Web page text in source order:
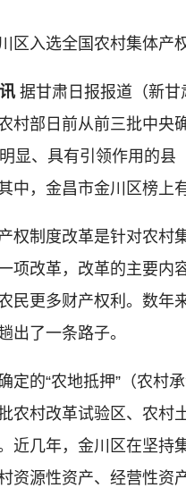
入选全国农村集体产
据甘肃日报报道（新甘
村部日前从前三批中央
显、具有引领作用的
中，金昌市金川区榜上
制度改革是针对农村
项改革，改革的主要内
民更多财产权利。数年
出了一条路子。
的“农地抵押”（农村
农村改革试验区、农村
近几年，金川区在坚持
资源性资产、经营性资